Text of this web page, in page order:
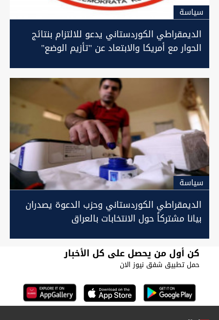
سیاسة
الديمقراطي الكوردستاني يدعو للالتزام بنتائج
الحوار مع أمريكا والابتعاد عن "تأزيم الوضع"
سیاسة
الديمقراطي الكوردستاني وحزب الدعوة يصدران
بيانا مشتركاً حول الانتخابات بالعراق
كن أول من يحصل على كل الأخبار
حمل تطبيق شفق نيوز الان